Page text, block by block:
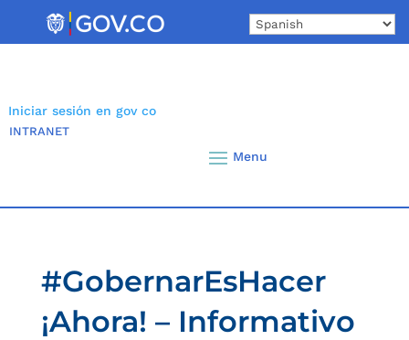
Iniciar sesión en gov co
INTRANET
#GobernarEsHacer
¡Ahora! – Informativo